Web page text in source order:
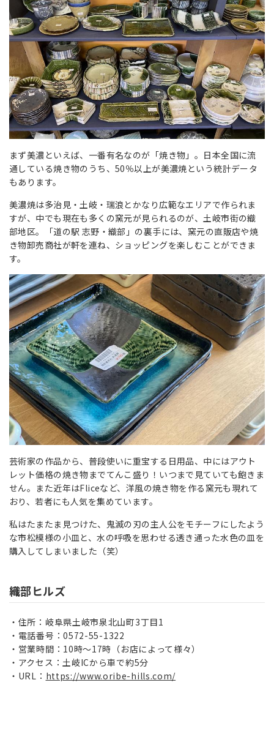
まず美濃といえば、一番有名なのが「焼き物」。日本全国に流
通している焼き物のうち、50％以上が美濃焼という統計データ
もあります。
美濃焼は多治見・土岐・瑞浪とかなり広範なエリアで作られま
すが、中でも現在も多くの窯元が見られるのが、土岐市街の織
部地区。「道の駅 志野・織部」の裏手には、窯元の直販店や焼
き物卸売商社が軒を連ね、ショッピングを楽しむことができま
す。
芸術家の作品から、普段使いに重宝する日用品、中にはアウト
レット価格の焼き物までてんこ盛り！いつまで見ていても飽きま
せん。また近年はFliceなど、洋風の焼き物を作る窯元も現れて
おり、若者にも人気を集めています。
私はたまたま見つけた、鬼滅の刃の主人公をモチーフにしたよう
な市松模様の小皿と、水の呼吸を思わせる透き通った水色の皿を
購入してしまいました（笑）
織部ヒルズ
住所：岐阜県土岐市泉北山町3丁目1
電話番号：0572-55-1322
営業時間：10時〜17時（お店によって様々）
アクセス：土岐ICから車で約5分
URL： https://www.oribe-hills.com/